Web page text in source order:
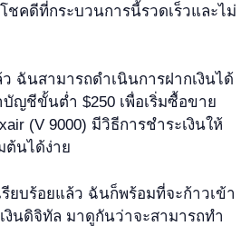
คดีที่กระบวนการนี้รวดเร็วและไม่
ฉันสามารถดำเนินการฝากเงินได้
บัญชีขั้นต่ำ $250 เพื่อเริ่มซื้อขาย
(V 9000) มีวิธีการชำระเงินให้
ต้นได้ง่าย
ยบร้อยแล้ว ฉันก็พร้อมที่จะก้าวเข้า
งินดิจิทัล มาดูกันว่าจะสามารถทำ